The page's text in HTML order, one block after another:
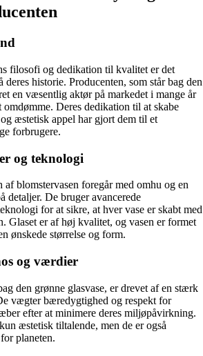
filosofi og dedikation til kvalitet er det
historie. Producenten, som står bag den
en væsentlig aktør på markedet i mange år
Deres dedikation til at skabe
æstetisk appel har gjort dem til et
forbrugere.
og teknologi
af blomstervasen foregår med omhu og en
detaljer. De bruger avancerede
for at sikre, at hver vase er skabt med
Glaset er af høj kvalitet, og vasen er formet
ønskede størrelse og form.
og værdier
den grønne glasvase, er drevet af en stærk
vægter bæredygtighed og respekt for
efter at minimere deres miljøpåvirkning.
æstetisk tiltalende, men de er også
planeten.